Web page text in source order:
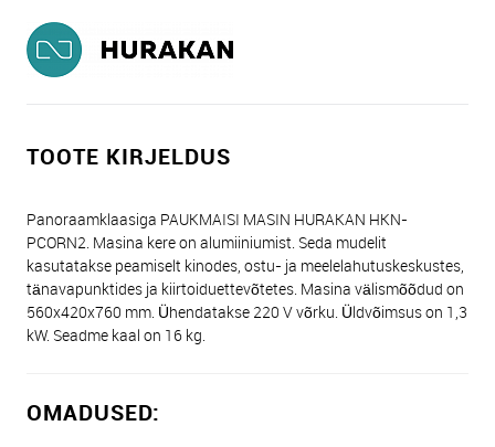
TOOTE KIRJELDUS
Panoraamklaasiga PAUKMAISI MASIN HURAKAN HKN-
PCORN2. Masina kere on alumiiniumist. Seda mudelit
kasutatakse peamiselt kinodes, ostu- ja meelelahutuskeskustes,
tänavapunktides ja kiirtoiduettevõtetes. Masina välismõõdud on
560x420x760 mm. Ühendatakse 220 V võrku. Üldvõimsus on 1,3
kW. Seadme kaal on 16 kg.
OMADUSED: